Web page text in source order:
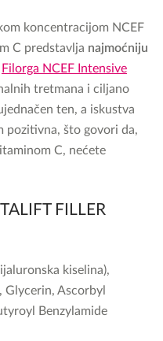
koncentracijom NCEF
C predstavlja najmoćniju
Filorga NCEF Intensive
tretmana i ciljano
ten, a iskustva
pozitivna, što govori da,
C, nećete
FILLER
kiselina),
Glycerin, Ascorbyl
Benzylamide